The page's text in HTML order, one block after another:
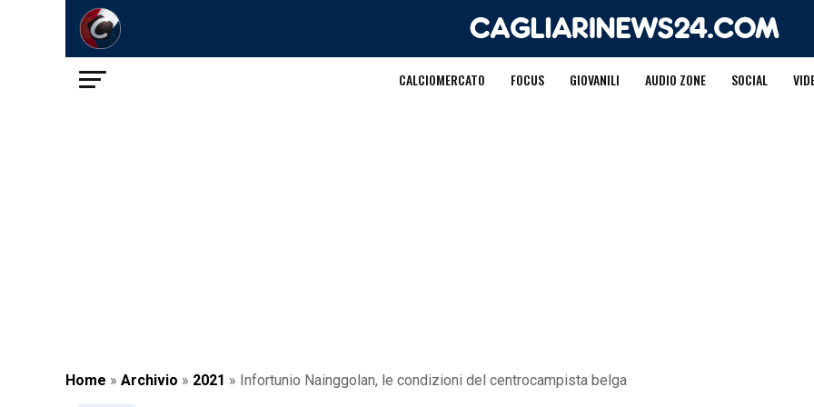
CALCIOMERCATO FOCUS GIOVANILI AUDIO ZONE SOCIAL
Home » Archivio » 2021 » Infortunio Nainggolan, le condizioni del centrocampista belga